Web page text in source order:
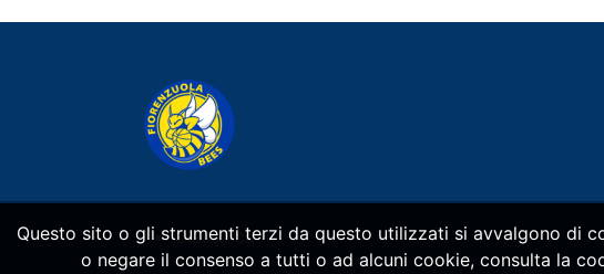
Classifica
Questo sito o gli strumenti terzi da questo utilizzati si avvalgono di
o negare il consenso a tutti o ad alcuni cookie, consulta la